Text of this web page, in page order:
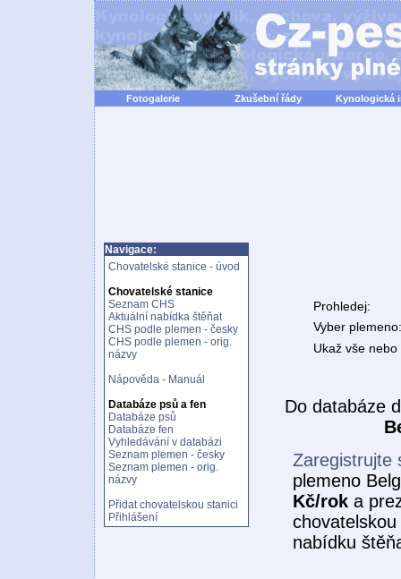
Fotogalerie Zkušební řády Kynologická
Navigace:
Chovatelské stanice - úvod
Chovatelské stanice
Seznam CHS
Aktuální nabídka štěňat
CHS podle plemen - česky
CHS podle plemen - orig.
názvy
Nápověda - Manuál
Databáze psů a fen
Databáze psů
Databáze fen
Vyhledávání v databázi
Seznam plemen - česky
Seznam plemen - orig.
názvy
Přidat chovatelskou stanici
Přihlášení
Prohledej:
Vyber plemeno:
Ukaž vše
Do databáze
Zaregistrujte
plemeno
Kč/rok a
nabídku